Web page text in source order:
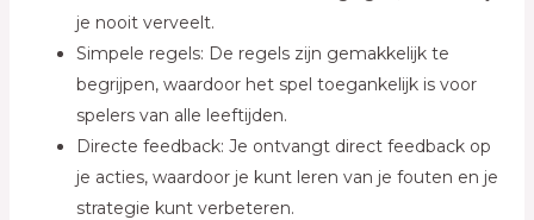
je nooit verveelt.
Simpele regels: De regels zijn gemakkelijk te
begrijpen, waardoor het spel toegankelijk is voor
spelers van alle leeftijden.
Directe feedback: Je ontvangt direct feedback op
je acties, waardoor je kunt leren van je fouten en je
strategie kunt verbeteren.